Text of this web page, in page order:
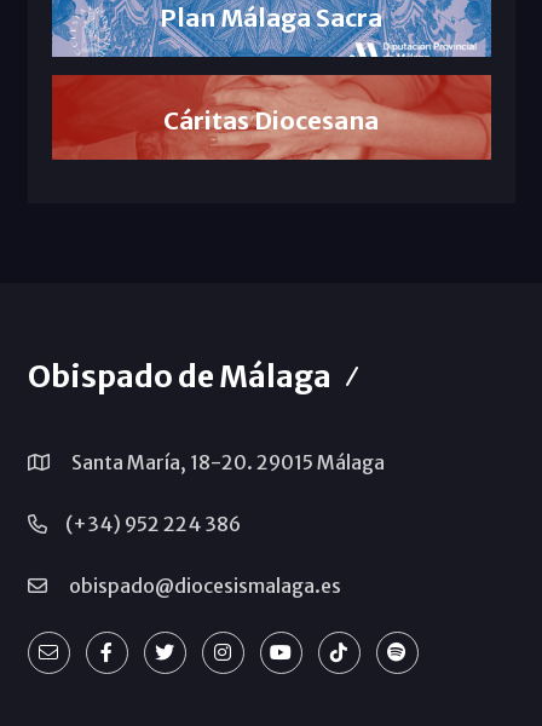
Plan Málaga Sacra
Cáritas Diocesana
Obispado de Málaga
Santa María, 18-20. 29015 Málaga
(+34) 952 224 386
obispado@diocesismalaga.es